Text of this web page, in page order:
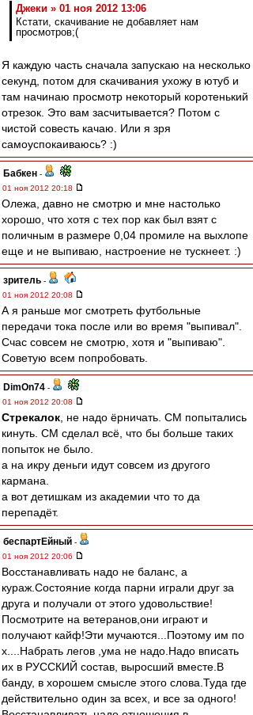
Джеки » 01 ноя 2012 13:06
Кстати, скачивание не добавляет нам
просмотров;(
Я каждую часть сначала запускаю на несколько
секунд, потом для скачивания ухожу в ютуб и
там начинаю просмотр некоторый коротенький
отрезок. Это вам засчитывается? Потом с
чистой совесть качаю. Или я зря
самоуспокаиваюсь? :)
Бабкен -
01 ноя 2012 20:18
Олежа, давно не смотрю и мне настолько
хорошо, что хотя с тех пор как был взят с
поличным в размере 0,04 промиле на выхлопе
еще и не выпиваю, настроение не тускнеет. :)
зpитель -
01 ноя 2012 20:08
А я раньше мог смотреть футбольные
передачи тока после или во время "выпивал".
Счас совсем не смотрю, хотя и "выпиваю".
Советую всем попробовать.
DimOn74 -
01 ноя 2012 20:08
Стрекалок , не надо ёрничать. СМ попытались
кинуть. СМ сделал всё, что бы больше таких
попыток не было.
а на икру деньги идут совсем из другого
кармана.
а вот детишкам из академии что то да
перепадёт.
беспартЕйный -
01 ноя 2012 20:06
Восстанавливать надо не баланс, а
кураж.Состояние когда парни играли друг за
друга и получали от этого удовольствие!
Посмотрите на ветеранов,они играют и
получают кайф!Эти мучаются...Поэтому им по
х....Набрать легов ,ума не надо.Надо вписать
их в РУССКИЙ состав, выросший вместе.В
банду, в хорошем смысле этого слова.Туда где
действительно один за всех, и все за одного!